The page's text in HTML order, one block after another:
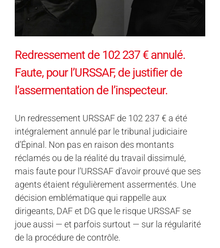
Redressement de 102 237 € annulé.
Faute, pour l’URSSAF, de justifier de
l’assermentation de l’inspecteur.
Un redressement URSSAF de 102 237 € a été
intégralement annulé par le tribunal judiciaire
d’Épinal. Non pas en raison des montants
réclamés ou de la réalité du travail dissimulé,
mais faute pour l’URSSAF d’avoir prouvé que ses
agents étaient régulièrement assermentés. Une
décision emblématique qui rappelle aux
dirigeants, DAF et DG que le risque URSSAF se
joue aussi — et parfois surtout — sur la régularité
de la procédure de contrôle.